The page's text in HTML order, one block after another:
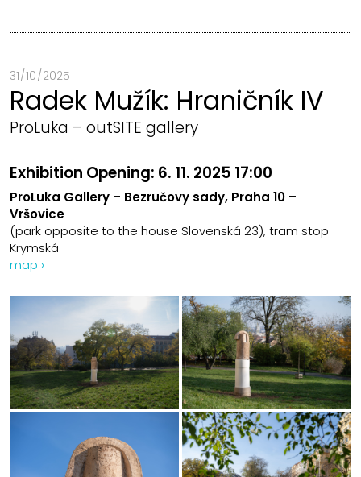
31 / 10 / 2025
Radek Mužík: Hraničník IV
ProLuka – outSITE gallery
Exhibition Opening: 6. 11. 2025 17:00
ProLuka Gallery – Bezručovy sady, Praha 10 –
Vršovice
(park opposite to the house Slovenská 23), tram stop
Krymská
map ›